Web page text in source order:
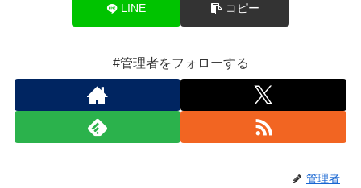
LINE コピー
#管理者をフォローする
管理者